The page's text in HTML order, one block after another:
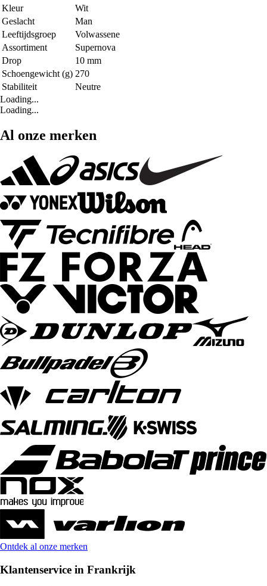
Kleur
Wit
Geslacht
Man
Leeftijdsgroep
Volwassene
Assortiment
Supernova
Drop
10 mm
Schoengewicht (g) 270
Stabiliteit
Neutre
Loading...
Loading...
Al onze merken
Ontdek al onze merken
Klantenservice in Frankrijk